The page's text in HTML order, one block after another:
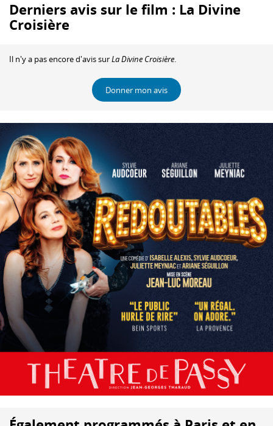
Derniers avis sur le film : La Divine
Croisière
Il n'y a pas encore d'avis surLa Divine Croisière.
Donner mon avis